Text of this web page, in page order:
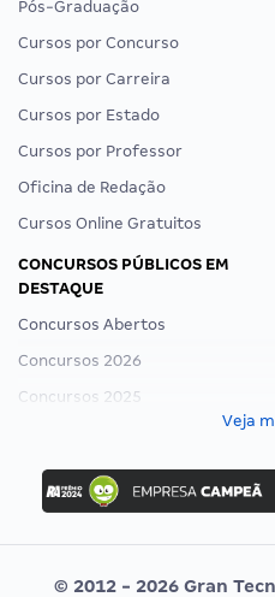
Pós-Graduação
Cursos por Concurso
Cursos por Carreira
Cursos por Estado
Cursos por Professor
Oficina de Redação
Cursos Online Gratuitos
CONCURSOS PÚBLICOS EM
DESTAQUE
Concursos Abertos
Concursos 2026
Concursos 2025
Concurso Ibama
Concurso MPU
Editais publicados
Veja
© 2012 - 2026 Gran